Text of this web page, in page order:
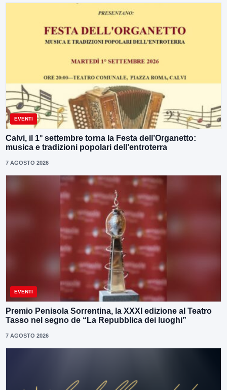
EVENTI
Calvi, il 1° settembre torna la Festa dell’Organetto:
musica e tradizioni popolari dell’entroterra
7 AGOSTO 2026
EVENTI
Premio Penisola Sorrentina, la XXXI edizione al Teatro
Tasso nel segno de “La Repubblica dei luoghi”
7 AGOSTO 2026